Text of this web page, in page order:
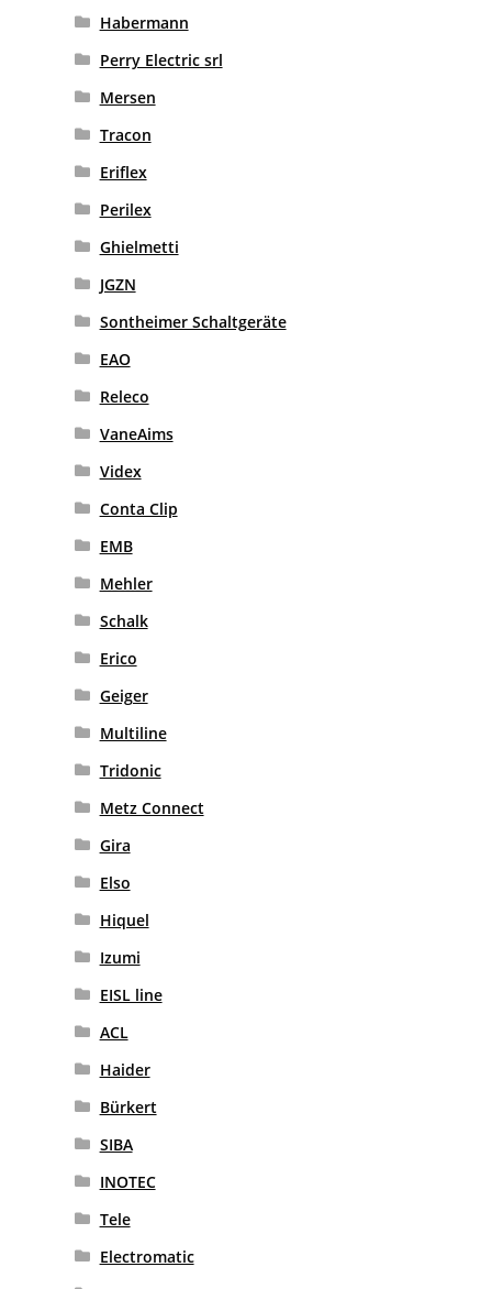
Habermann
Perry Electric srl
Mersen
Tracon
Eriflex
Perilex
Ghielmetti
JGZN
Sontheimer Schaltgeräte
EAO
Releco
VaneAims
Videx
Conta Clip
EMB
Mehler
Schalk
Erico
Geiger
Multiline
Tridonic
Metz Connect
Gira
Elso
Hiquel
Izumi
EISL line
ACL
Haider
Bürkert
SIBA
INOTEC
Tele
Electromatic